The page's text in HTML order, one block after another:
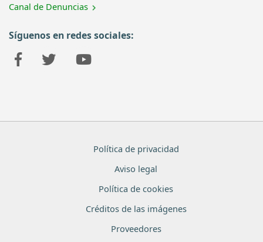
Canal de Denuncias
Síguenos en redes sociales:
Política de privacidad
Aviso legal
Política de cookies
Créditos de las imágenes
Proveedores